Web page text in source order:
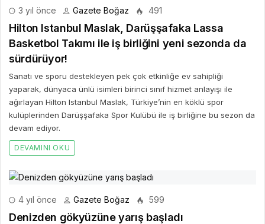
3 yıl önce Gazete Boğaz 491
Hilton Istanbul Maslak, Darüşşafaka Lassa
Basketbol Takımı ile iş birliğini yeni sezonda da
sürdürüyor!
Sanatı ve sporu destekleyen pek çok etkinliğe ev sahipliği
yaparak, dünyaca ünlü isimleri birinci sınıf hizmet anlayışı ile
ağırlayan Hilton Istanbul Maslak, Türkiye’nin en köklü spor
kulüplerinden Darüşşafaka Spor Kulübü ile iş birliğine bu sezon da
devam ediyor.
DEVAMINI OKU
4 yıl önce Gazete Boğaz 599
Denizden gökyüzüne yarış başladı